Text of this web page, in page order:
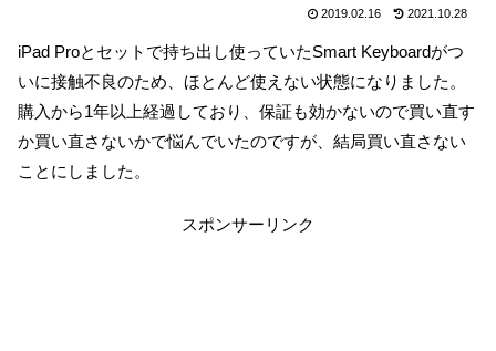
2019.02.16 2021.10.28
iPad Proとセットで持ち出し使っていたSmart Keyboardがつ
いに接触不良のため、ほとんど使えない状態になりました。
購入から1年以上経過しており、保証も効かないので買い直す
か買い直さないかで悩んでいたのですが、結局買い直さない
ことにしました。
スポンサーリンク